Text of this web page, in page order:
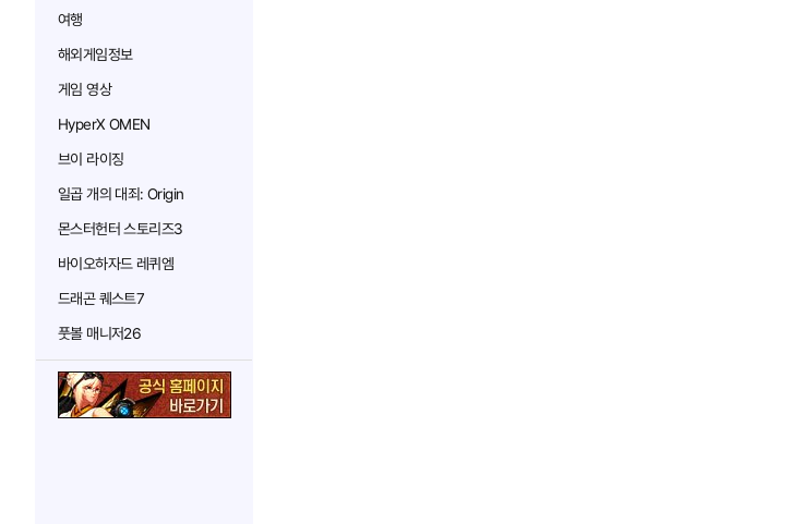
여행
해외게임정보
게임 영상
HyperX OMEN
브이 라이징
일곱 개의 대죄: Origin
몬스터헌터 스토리즈3
바이오하자드 레퀴엠
드래곤 퀘스트7
풋볼 매니저26